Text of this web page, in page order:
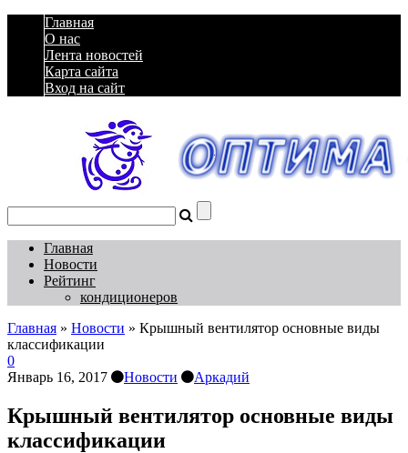
Главная
О нас
Лента новостей
Карта сайта
Вход на сайт
Главная
Новости
Рейтинг
кондиционеров
Главная » Новости » Крышный вентилятор основные виды
классификации
0
Январь 16, 2017
Новости Аркадий
Крышный вентилятор основные виды
классификации